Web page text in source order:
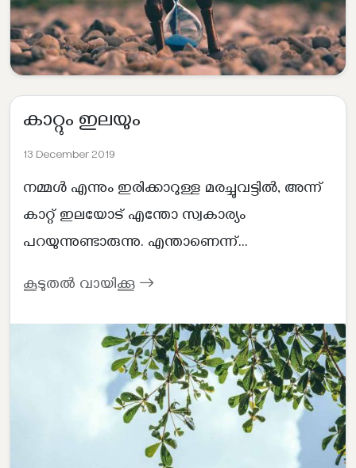
കാറ്റും ഇലയും
13 December 2019
നമ്മൾ എന്നും ഇരിക്കാറുള്ള മരച്ചുവട്ടിൽ, അന്ന്
കാറ്റ് ഇലയോട് എന്തോ സ്വകാര്യം
പറയുന്നുണ്ടാരുന്നു. എന്താണെന്ന്...
കൂടുതൽ വായിക്കൂ